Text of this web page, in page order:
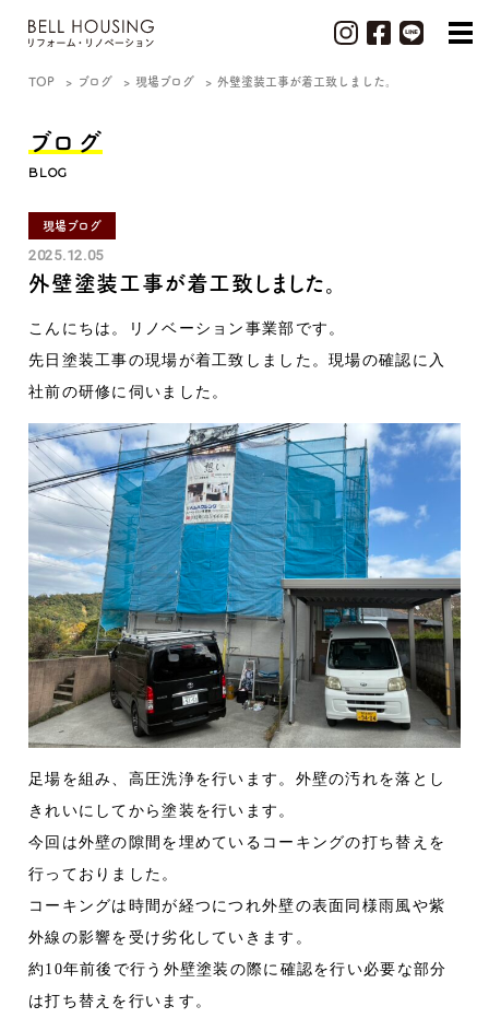
TOP ブログ 現場ブログ 外壁塗装工事が着工致しました。
ブログ
BLOG
現場ブログ
2025.12.05
外壁塗装工事が着工致しました。
こんにちは。リノベーション事業部です。
先日塗装工事の現場が着工致しました。現場の確認に入
社前の研修に伺いました。
足場を組み、高圧洗浄を行います。外壁の汚れを落とし
きれいにしてから塗装を行います。
今回は外壁の隙間を埋めているコーキングの打ち替えを
行っておりました。
コーキングは時間が経つにつれ外壁の表面同様雨風や紫
外線の影響を受け劣化していきます。
約10年前後で行う外壁塗装の際に確認を行い必要な部分
は打ち替えを行います。